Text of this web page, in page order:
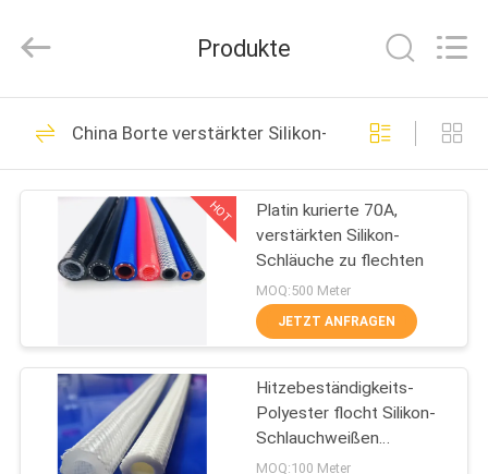
HAUS
PRODUKTE
ÜBER
FABRIK-
AUSFLUG
2021
All
Reserved.
15
Silikon-Dichtungs-
Streifen
16
Produkte
China Borte verstärkter Silikon-Schläuche
HOT
Platin kurierte 70A,
verstärkten Silikon-
Schläuche zu flechten
MOQ:500 Meter
JETZT ANFRAGEN
Hitzebeständigkeits-
Polyester flocht Silikon-
Schlauchweißen
transparenten Silikon-
MOQ:100 Meter